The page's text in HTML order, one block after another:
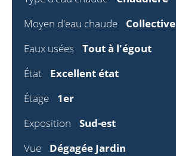
Moyen d'eau chaude
Collective
Eaux usées
Tout à l'égout
État
Excellent état
Étage
1er
Exposition
Sud-est
Vue
Dégagée Jardin